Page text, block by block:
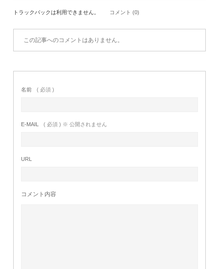
トラックバックは利用できません。 コメント (0)
この記事へのコメントはありません。
名前 ( 必須 )
E-MAIL ( 必須 ) ※ 公開されません
URL
コメント内容